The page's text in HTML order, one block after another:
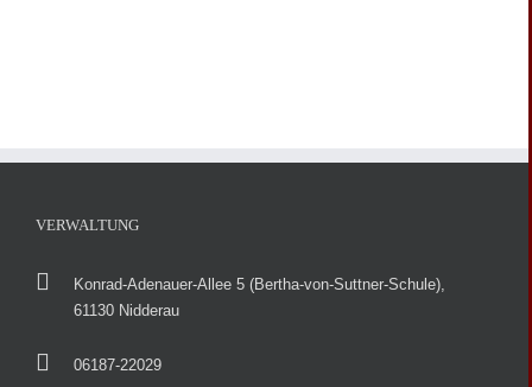
VERWALTUNG
Konrad-Adenauer-Allee 5 (Bertha-von-Suttner-Schule),
61130 Nidderau
06187-22029